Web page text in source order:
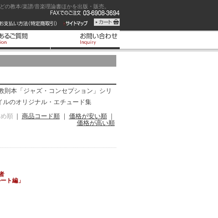
教本/楽譜/音楽理論書ほかを出版・販売。
則本「ジャズ・コンセプション」シリ
ルのオリジナル・エチュード集
順 商品コード順 価格が安い順
価格が高い順
ト編」